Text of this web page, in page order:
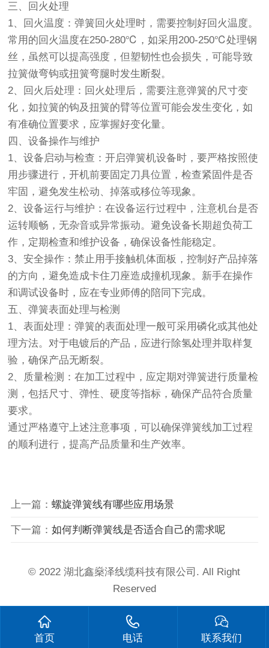
三、回火处理
1、回火温度：弹簧回火处理时，需要控制好回火温度。
常用的回火温度在250-280℃，如采用200-250℃处理钢
丝，虽然可以提高强度，但塑韧性也会损失，可能导致
拉簧做弯钩或扭簧弯腿时发生断裂。
2、回火后处理：回火处理后，需要注意弹簧的尺寸变
化，如拉簧的钩及扭簧的臂等位置可能会发生变化，如
有准确位置要求，应掌握好变化量。
四、设备操作与维护
1、设备启动与检查：开启弹簧机设备时，要严格按照使
用步骤进行，开机前要固定刀具位置，检查紧固件是否
牢固，避免发生松动、掉落或移位等现象。
2、设备运行与维护：在设备运行过程中，注意机台是否
运转顺畅，无杂音或异常振动。避免设备长期超负荷工
作，定期检查和维护设备，确保设备性能稳定。
3、安全操作：禁止用手接触机体面板，控制好产品掉落
的方向，避免造成卡住刀座造成撞机现象。新手在操作
和调试设备时，应在专业师傅的陪同下完成。
五、弹簧表面处理与检测
1、表面处理：弹簧的表面处理一般可采用磷化或其他处
理方法。对于电镀后的产品，应进行除氢处理并取样复
验，确保产品无断裂。
2、质量检测：在加工过程中，应定期对弹簧进行质量检
测，包括尺寸、弹性、硬度等指标，确保产品符合质量
要求。
通过严格遵守上述注意事项，可以确保弹簧线加工过程
的顺利进行，提高产品质量和生产效率。
上一篇： 螺旋弹簧线有哪些应用场景
下一篇： 如何判断弹簧线是否适合自己的需求呢
© 2022 湖北鑫燊泽线缆科技有限公司. All Right
Reserved
首页 电话 联系我们